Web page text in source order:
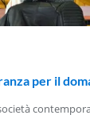
per il